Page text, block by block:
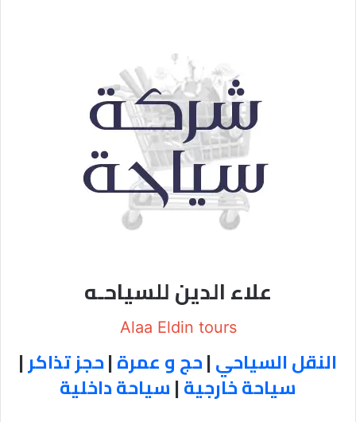
علاء الدين للسياحـه
Alaa Eldin tours
النقل السياحي|حج و عمرة|حجز تذاكر|
سياحة خارجية|سياحة داخلية